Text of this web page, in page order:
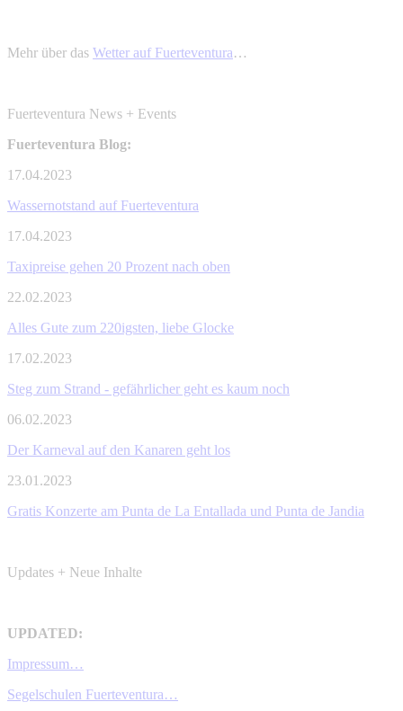
Mehr über das Wetter auf Fuerteventura…
Fuerteventura News + Events
Fuerteventura Blog:
17.04.2023
Wassernotstand auf Fuerteventura
17.04.2023
Taxipreise gehen 20 Prozent nach oben
22.02.2023
Alles Gute zum 220igsten, liebe Glocke
17.02.2023
Steg zum Strand - gefährlicher geht es kaum noch
06.02.2023
Der Karneval auf den Kanaren geht los
23.01.2023
Gratis Konzerte am Punta de La Entallada und Punta de Jandia
Updates + Neue Inhalte
UPDATED:
Impressum…
Segelschulen Fuerteventura…